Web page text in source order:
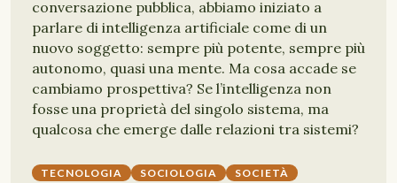
conversazione pubblica, abbiamo iniziato a
parlare di intelligenza artificiale come di un
nuovo soggetto: sempre più potente, sempre più
autonomo, quasi una mente. Ma cosa accade se
cambiamo prospettiva? Se l’intelligenza non
fosse una proprietà del singolo sistema, ma
qualcosa che emerge dalle relazioni tra sistemi?
TECNOLOGIA SOCIOLOGIA
SOCIETÀ